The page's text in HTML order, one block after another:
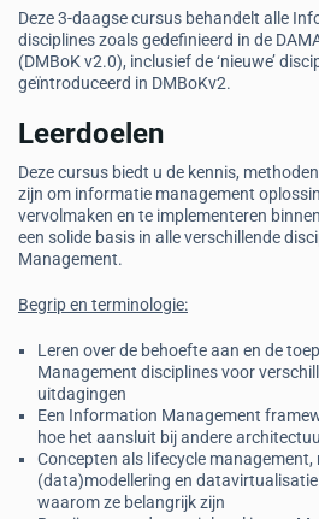
Deze 3-daagse cursus behandelt alle
disciplines zoals gedefinieerd in de
(DMBoK v2.0), inclusief de ‘nieuwe’
geïntroduceerd in DMBoKv2.
Leerdoelen
Deze cursus biedt u de kennis,
zijn om informatie management
vervolmaken en te implementeren
een solide basis in alle verschillende
Management.
Begrip en terminologie:
Leren over de behoefte aan en de
Management disciplines voor
uitdagingen
Een Information Management
hoe het aansluit bij andere
Concepten als lifecycle
(data)modellering en
waarom ze belangrijk zijn